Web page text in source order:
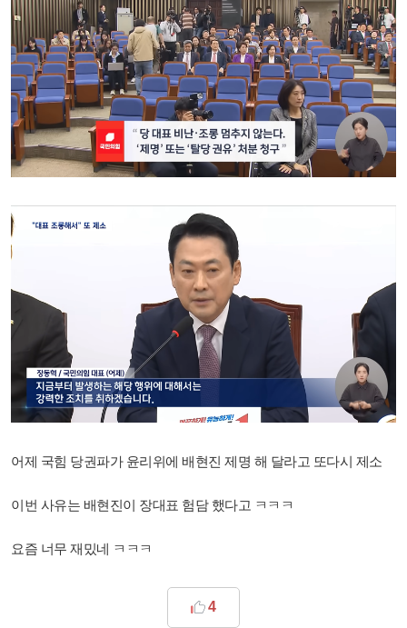
어제 국힘 당권파가 윤리위에 배현진 제명 해 달라고 또다시 제소
이번 사유는 배현진이 장대표 험담 했다고 ㅋㅋㅋ
요즘 너무 재밌네 ㅋㅋㅋ
4